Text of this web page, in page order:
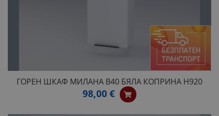
ГОРЕН ШКАФ МИЛАНА B40 БЯЛА КОПРИНА H920
98,00 €